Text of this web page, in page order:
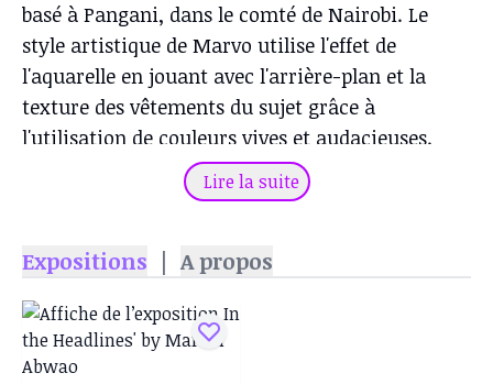
basé à Pangani, dans le comté de Nairobi. Le
style artistique de Marvo utilise l'effet de
l'aquarelle en jouant avec l'arrière-plan et la
texture des vêtements du sujet grâce à
l'utilisation de couleurs vives et audacieuses.
Lire la suite
Expositions | A propos